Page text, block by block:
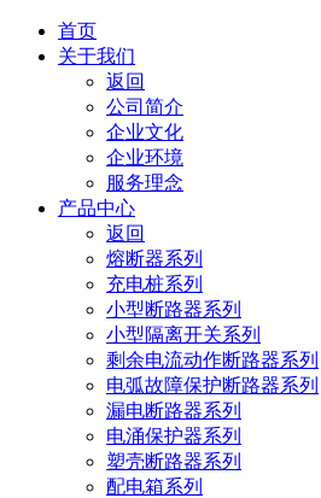
首页
关于我们
返回
公司简介
企业文化
企业环境
服务理念
产品中心
返回
熔断器系列
充电桩系列
小型断路器系列
小型隔离开关系列
剩余电流动作断路器系列
电弧故障保护断路器系列
漏电断路器系列
电涌保护器系列
塑壳断路器系列
配电箱系列